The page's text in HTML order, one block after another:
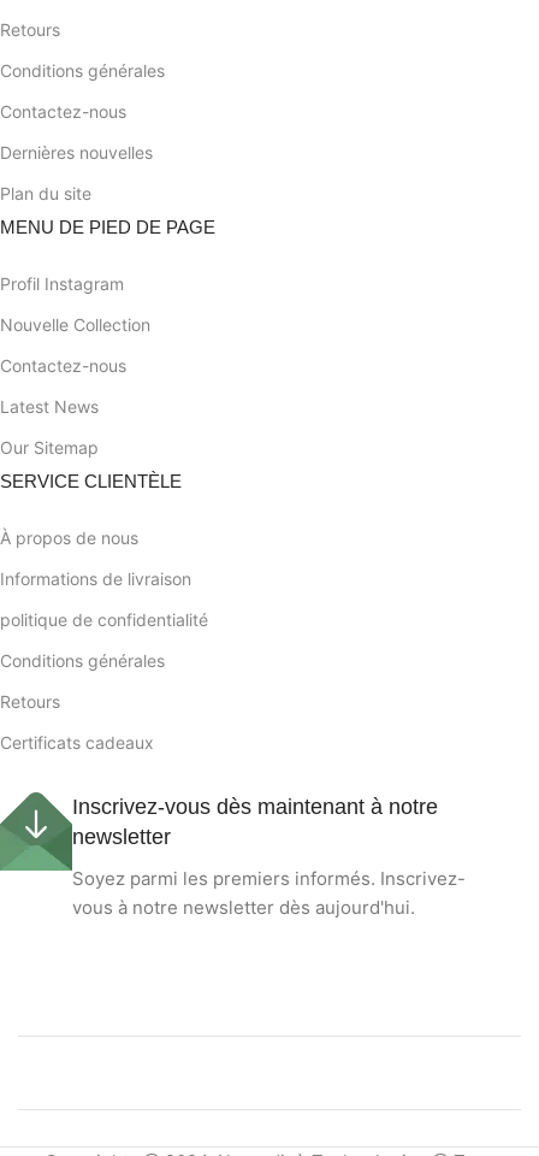
Retours
Conditions générales
Contactez-nous
Dernières nouvelles
Plan du site
MENU DE PIED DE PAGE
Profil Instagram
Nouvelle Collection
Contactez-nous
Latest News
Our Sitemap
SERVICE CLIENTÈLE
À propos de nous
Informations de livraison
politique de confidentialité
Conditions générales
Retours
Certificats cadeaux
Inscrivez-vous dès maintenant à notre
newsletter
Soyez parmi les premiers informés. Inscrivez-
vous à notre newsletter dès aujourd'hui.